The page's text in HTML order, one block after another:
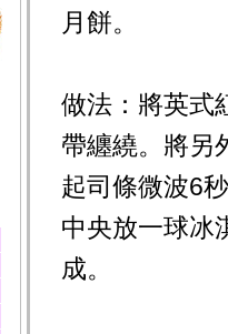
月餅。
做法：將英式
帶纏繞。將另
起司條微波6
中央放一球冰
成。